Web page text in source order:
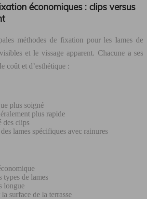
économiques : clips versus
méthodes de fixation pour les lames de
et le vissage apparent. Chacune a ses
coût et d’esthétique :
plus soigné
plus rapide
des clips
lames spécifiques avec rainures
types de lames
longue
surface de la terrasse